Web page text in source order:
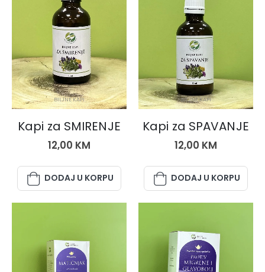
BILJNE KAPI
Kapi za SMIRENJE
12,00 KM
DODAJ U KORPU
BILJNE KAPI
Kapi za SPAVANJE
12,00 KM
DODAJ U KORPU